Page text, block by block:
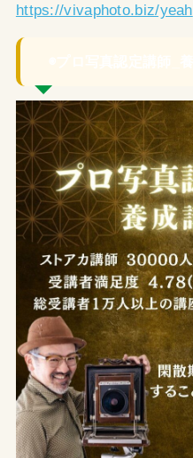
https://vivaphoto.biz/yeah